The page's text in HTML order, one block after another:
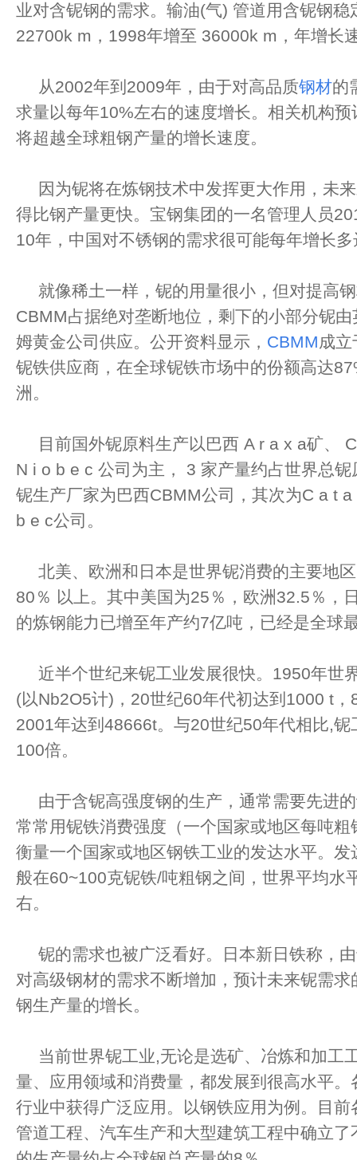
业对含铌钢的需求。输油(气) 管道用含铌钢
22700k m，1998年增至 36000k m，年增长
从2002年到2009年，由于对高品质钢材的
求量以每年10%左右的速度增长。相关机构
将超越全球粗钢产量的增长速度。
因为铌将在炼钢技术中发挥更大作用，未
得比钢产量更快。宝钢集团的一名管理人员
10年，中国对不锈钢的需求很可能每年增长
就像稀土一样，铌的用量很小，但对提高
CBMM占据绝对垄断地位，剩下的小部分铌
姆黄金公司供应。公开资料显示， CBMM成
铌铁供应商，在全球铌铁市场中的份额高达
洲。
目前国外铌原料生产以巴西 A r a x a矿、
N i o b e c 公司为主， 3 家产量约占世界总
铌生产厂家为巴西CBMM公司，其次为C a t
b e c公司。
北美、欧洲和日本是世界铌消费的主要地
80％ 以上。其中美国为25％，欧洲32.5％，
的炼钢能力已增至年产约7亿吨，已经是全球
近半个世纪来铌工业发展很快。1950年世
(以Nb2O5计)，20世纪60年代初达到1000 t
2001年达到48666t。与20世纪50年代相比,
100倍。
由于含铌高强度钢的生产，通常需要先进
常常用铌铁消费强度（一个国家或地区每吨
衡量一个国家或地区钢铁工业的发达水平。
般在60~100克铌铁/吨粗钢之间，世界平均水
右。
铌的需求也被广泛看好。日本新日铁称，
对高级钢材的需求不断增加，预计未来铌需
钢生产量的增长。
当前世界铌工业,无论是选矿、冶炼和加工
量、应用领域和消费量，都发展到很高水平
行业中获得广泛应用。以钢铁应用为例。目
管道工程、汽车生产和大型建筑工程中确立